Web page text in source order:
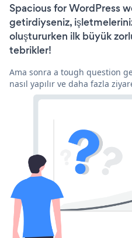
Spacious for WordPress
getirdiyseniz,
oluştururken ilk büyük
tebrikler!
Ama sonra a tough question
nasıl yapılır ve daha fazla